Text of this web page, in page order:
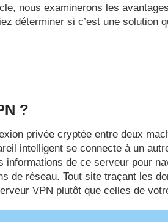
nous examinerons les
déterminer si c’est une solution
?
privée cryptée entre deux
intelligent se connecte à un
informations de ce serveur pour
de réseau. Tout site traçant les
VPN plutôt que celles de